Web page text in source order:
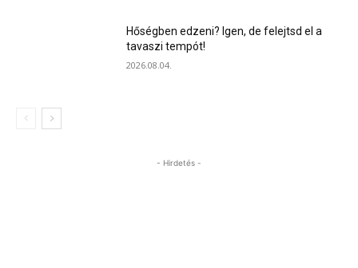
Hőségben edzeni? Igen, de felejtsd el a
tavaszi tempót!
2026.08.04.
- Hirdetés -